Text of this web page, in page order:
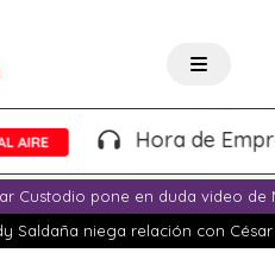
Hora de
Custodio pone en duda video de
Saldaña niega relación con